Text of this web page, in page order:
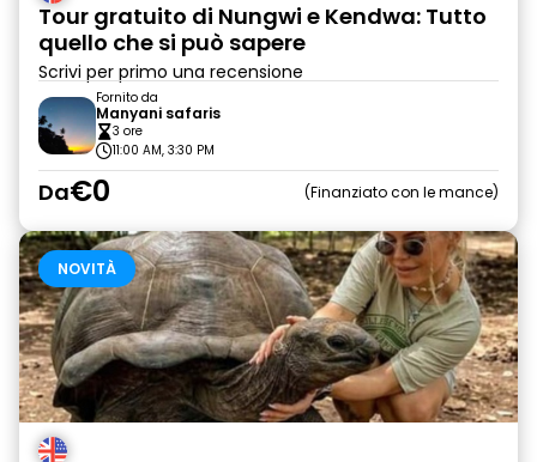
Tour gratuito di Nungwi e Kendwa: Tutto
quello che si può sapere
Scrivi per primo una recensione
Fornito da
Manyani safaris
3 ore
11:00 AM, 3:30 PM
Da€0 Finanziato con le mance
NOVITÀ